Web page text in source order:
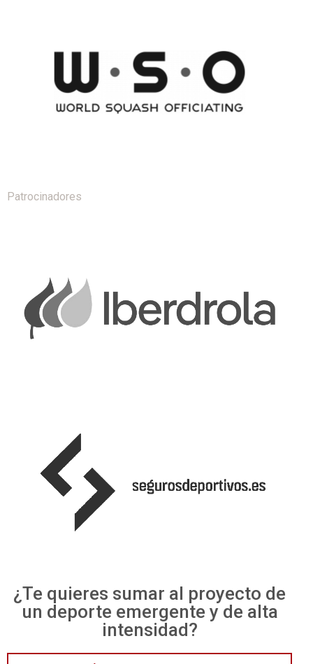
Patrocinadores
¿Te quieres sumar al proyecto de
un deporte emergente y de alta
intensidad?